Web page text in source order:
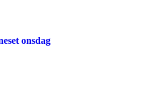
onsdag